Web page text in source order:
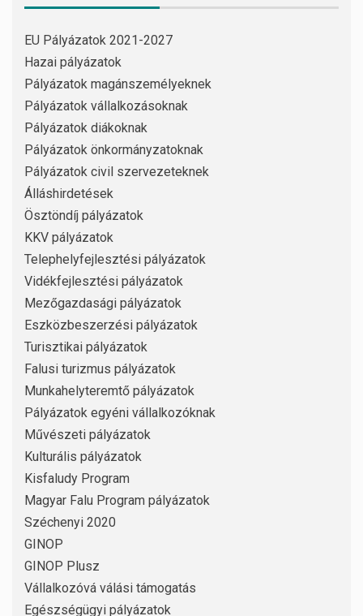
EU Pályázatok 2021-2027
Hazai pályázatok
Pályázatok magánszemélyeknek
Pályázatok vállalkozásoknak
Pályázatok diákoknak
Pályázatok önkormányzatoknak
Pályázatok civil szervezeteknek
Álláshirdetések
Ösztöndíj pályázatok
KKV pályázatok
Telephelyfejlesztési pályázatok
Vidékfejlesztési pályázatok
Mezőgazdasági pályázatok
Eszközbeszerzési pályázatok
Turisztikai pályázatok
Falusi turizmus pályázatok
Munkahelyteremtő pályázatok
Pályázatok egyéni vállalkozóknak
Művészeti pályázatok
Kulturális pályázatok
Kisfaludy Program
Magyar Falu Program pályázatok
Széchenyi 2020
GINOP
GINOP Plusz
Vállalkozóvá válási támogatás
Egészségügyi pályázatok